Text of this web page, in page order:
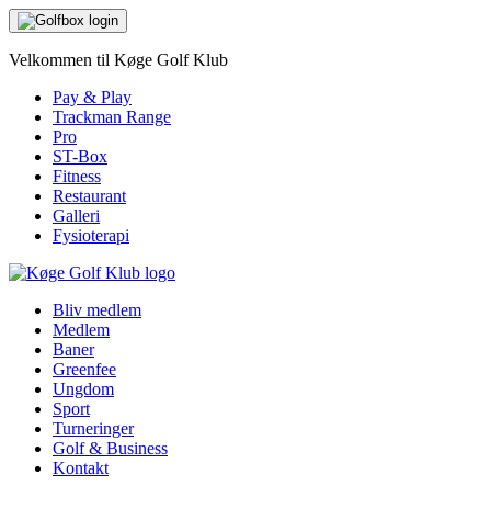
Velkommen til Køge Golf Klub
Pay & Play
Trackman Range
Pro
ST-Box
Fitness
Restaurant
Galleri
Fysioterapi
Bliv medlem
Medlem
Baner
Greenfee
Ungdom
Sport
Turneringer
Golf & Business
Kontakt